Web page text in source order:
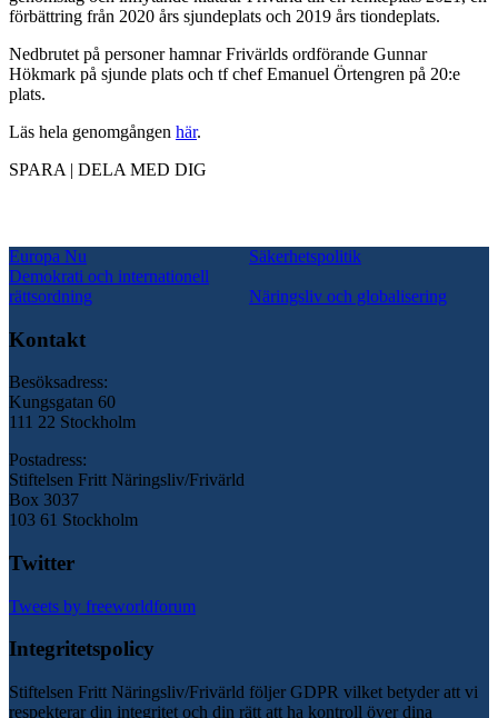
förbättring från 2020 års sjundeplats och 2019 års tiondeplats.
Nedbrutet på personer hamnar Frivärlds ordförande Gunnar
Hökmark på sjunde plats och tf chef Emanuel Örtengren på 20:e
plats.
Läs hela genomgången här.
SPARA | DELA MED DIG
Europa Nu
Säkerhetspolitik
Demokrati och internationell
rättsordning
Näringsliv och globalisering
Kontakt
Besöksadress:
Kungsgatan 60
111 22 Stockholm
Postadress:
Stiftelsen Fritt Näringsliv/Frivärld
Box 3037
103 61 Stockholm
Twitter
Tweets by freeworldforum
Integritetspolicy
Stiftelsen Fritt Näringsliv/Frivärld följer GDPR vilket betyder att vi
respekterar din integritet och din rätt att ha kontroll över dina